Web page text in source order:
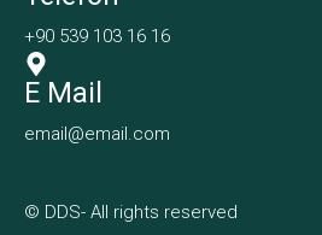
+90 539 103 16 16
E Mail
email@email.com
© DDS- All rights reserved